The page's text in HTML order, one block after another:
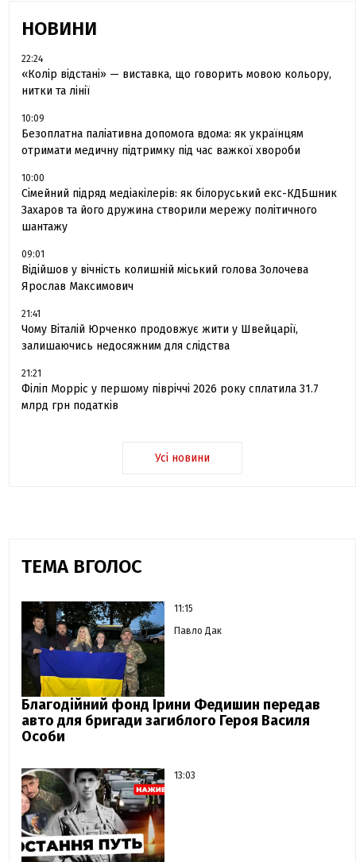
НОВИНИ
22:24
«Колір відстані» — виставка, що говорить мовою кольору,
нитки та лінії
10:09
Безоплатна паліативна допомога вдома: як українцям
отримати медичну підтримку під час важкої хвороби
10:00
Сімейний підряд медіакілерів: як білоруський екс-КДБшник
Захаров та його дружина створили мережу політичного
шантажу
09:01
Відійшов у вічність колишній міський голова Золочева
Ярослав Максимович
21:41
Чому Віталій Юрченко продовжує жити у Швейцарії,
залишаючись недосяжним для слідства
21:21
Філіп Морріс у першому півріччі 2026 року сплатила 31.7
млрд грн податків
Усі новини
ТЕМА ВГОЛОС
11:15
Павло Дак
Благодійний фонд Ірини Федишин передав
авто для бригади загиблого Героя Василя
Особи
13:03